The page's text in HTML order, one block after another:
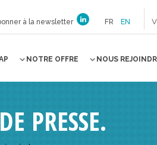
à la newsletter FR EN
NOTRE OFFRE NOUS
PRESSE.